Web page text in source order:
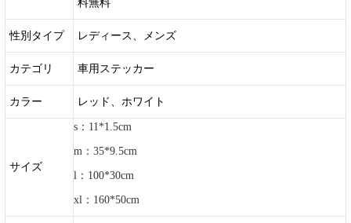
料無料
性別タイプ レディース、メンズ
カテゴリ 車用ステッカー
カラー レッド、ホワイト
サイズ
s：11*1.5cm
m：35*9.5cm
l：100*30cm
xl：160*50cm